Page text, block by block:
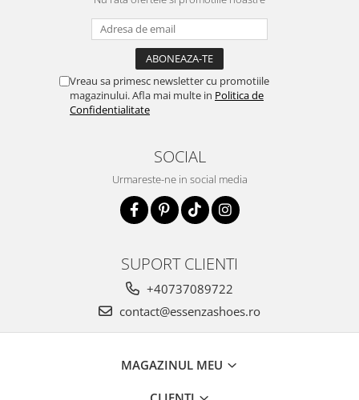
Vreau sa primesc newsletter cu promotiile
magazinului. Afla mai multe in Politica de
Confidentialitate
SOCIAL
Urmareste-ne in social media
SUPORT CLIENTI
+40737089722
contact@essenzashoes.ro
MAGAZINUL MEU